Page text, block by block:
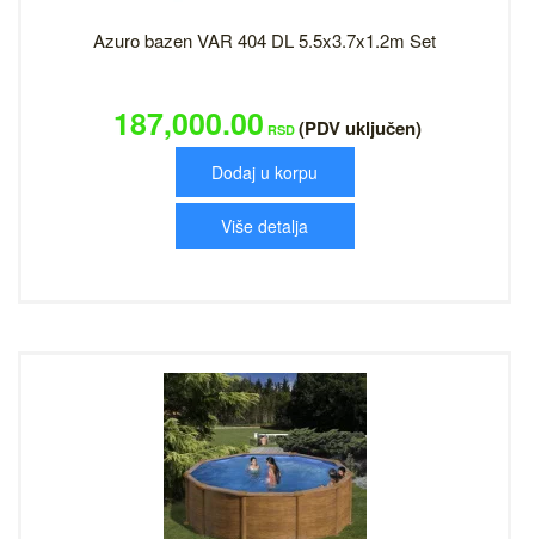
Azuro bazen VAR 404 DL 5.5x3.7x1.2m Set
187,000.00 RSD (PDV uključen)
Dodaj u korpu
Više detalja